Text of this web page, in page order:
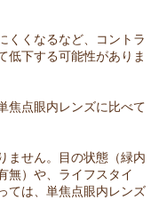
くくなるなど、コントラ
低下する可能性がありま
焦点眼内レンズに比べて
ません。目の状態（緑内
無）や、ライフスタイ
ては、単焦点眼内レンズ